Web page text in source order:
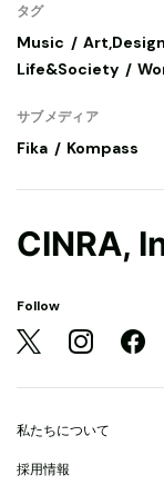
タグ
Music Art,Design
Life&Society
サブメディア
Fika Kompass
CINRA,
Follow
私たちについて
採用情報